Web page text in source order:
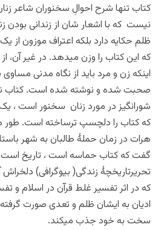
کتاب تنها شرح احوالِ سخنوران شاعر
نیست که با اشعار شان از زندانی
ظلم حکایه دارد بلکه اعتراف موزون
که این کتاب را وزن میدهد. در غیر آن،
اینکه زن و مرد باید از نگاه مدنی
صحبت شده و نوشته شده است. کتاب نه
شورانگیز در مورد زنان سخنور است ،
که کتاب را دلچسپ ترساخته است. طور
هرات در زمان حملۀ طالبان به شهر
گفت که کتاب حماسه است ، تاریخ
تحریرتاریخچۀ زندگی( بیوگرافی)
که در اثر تفسیر غلط قرآن در اسلام و
ادیان به ایشان ظلم و تعدی صورت
سخت به خود جذب میکند.